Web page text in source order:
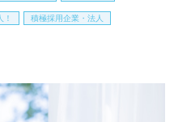
積極採用企業・法人